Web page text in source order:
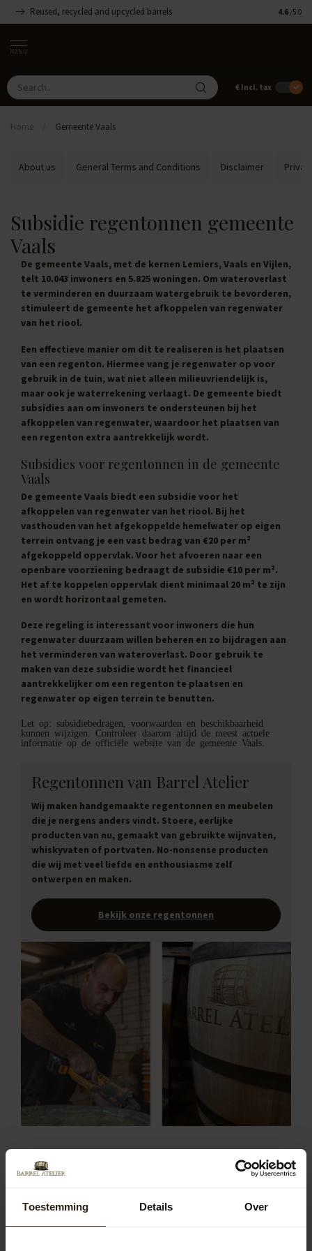
Toestemming Details Over
Reused, recycled and upcycled barrels 4.6 /5.0
MENU
€ Incl. tax
Home Gemeente Vaals
About us General Terms and Conditions Disclaimer
Subsidie regentonnen gemeente
Vaals
De gemeente Vaals, met de kernen Lemiers, Vaals en Vijlen,
telt 10.043 inwoners en 5.825 woningen. Om wateroverlast
te verminderen en duurzaam watergebruik te bevorderen,
stimuleert de gemeente het afkoppelen van regenwater
van het riool.
Een effectieve manier om dit te realiseren is het plaatsen
van een regenton. Hiermee vang je regenwater op voor
gebruik in de tuin, wat niet alleen milieuvriendelijk is,
maar ook je waterrekening verlaagt. De gemeente biedt
subsidies aan om inwoners te ondersteunen bij het
afkoppelen van regenwater, waardoor het plaatsen van
een regenton extra aantrekkelijk wordt.
Subsidies voor regentonnen in de gemeente
Vaals
De gemeente Vaals biedt een subsidie voor het
afkoppelen van regenwater van het riool. Bij het
vasthouden van het afgekoppelde hemelwater op eigen
terrein ontvang je een vast bedrag van €20 per m²
afgekoppeld oppervlak. Voor het afvoeren naar een
openbare voorziening bedraagt de subsidie €10 per m².
Het af te koppelen oppervlak dient minimaal 20 m² te zijn
en wordt horizontaal gemeten.
Deze regeling is interessant voor inwoners die hun
regenwater duurzaam willen beheren en zo bijdragen aan
het verminderen van wateroverlast. Door gebruik te
maken van deze subsidie wordt het financieel
aantrekkelijker om een regenton te plaatsen en
regenwater op eigen terrein te benutten.
Let op: subsidiebedragen, voorwaarden en beschikbaarheid
kunnen wijzigen. Controleer daarom altijd de meest actuele
informatie op de officiële website van de gemeente Vaals.
Regentonnen van Barrel Atelier
Wij maken handgemaakte regentonnen en meubelen
die je nergens anders vindt. Stoere, eerlijke
producten van nu, gemaakt van gebruikte wijnvaten,
whiskyvaten of portvaten. No-nonsense producten
die wij met veel liefde en enthousiasme zelf
ontwerpen en maken.
Bekijk onze regentonnen
Populaire soorten regentonnen in
gemeente Vaals
materialen populair, waaronder hout, zink en kunststof.
Houten regentonnen bieden een authentieke uitstraling